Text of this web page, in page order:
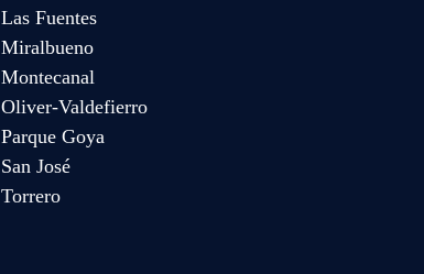
Las Fuentes
Miralbueno
Montecanal
Oliver-Valdefierro
Parque Goya
San José
Torrero